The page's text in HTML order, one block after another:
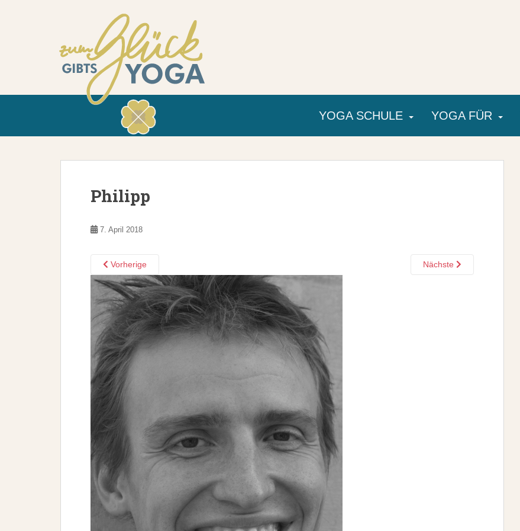
YOGA SCHULE YOGA FÜR
Philipp
7. April 2018
Vorherige Nächste